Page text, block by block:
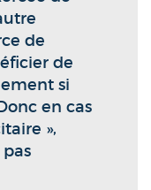
de
de
si
en cas
»,